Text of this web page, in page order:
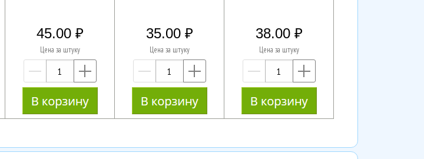
45.00
Цена за штуку
—
35.00
Цена за штуку
—
38.00
Цена за штуку
—